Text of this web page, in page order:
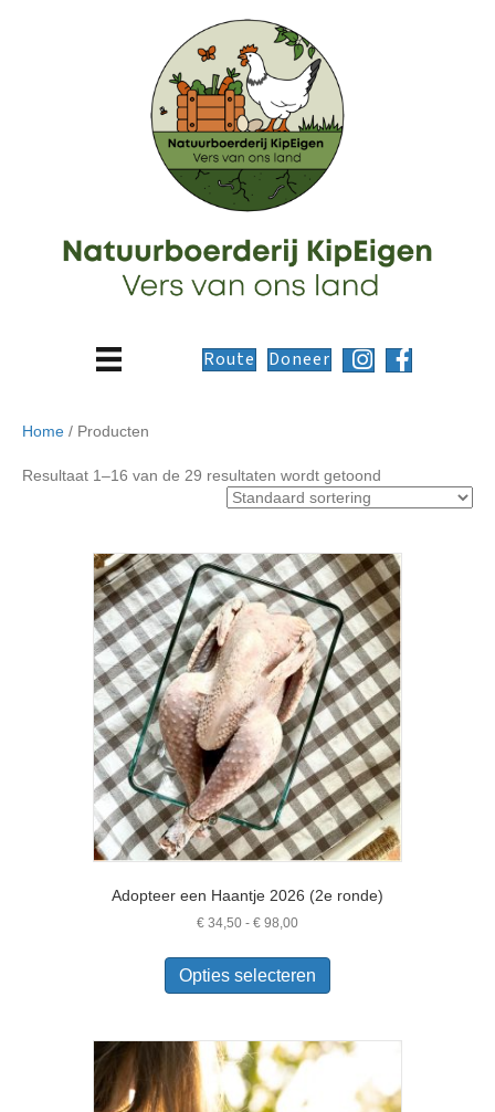
Route Doneer
Home / Producten
Resultaat 1–16 van de 29 resultaten wordt getoond
Adopteer een Haantje 2026 (2e ronde)
€ 34,50 - € 98,00Prijsklasse:
tot
€ 98,00
Opties selecteren
heeft
variaties.
Deze